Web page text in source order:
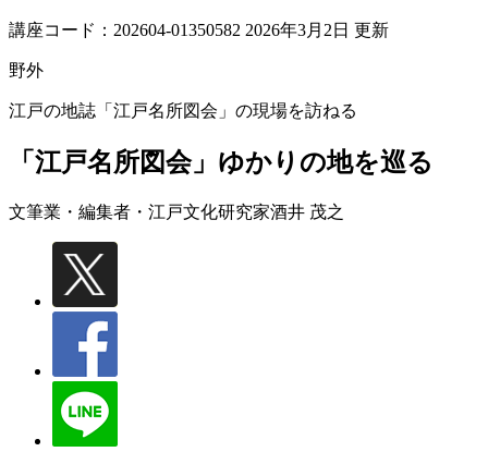
講座コード：202604-01350582 2026年3月2日 更新
野外
江戸の地誌「江戸名所図会」の現場を訪ねる
「江戸名所図会」ゆかりの地を巡る
文筆業・編集者・江戸文化研究家酒井 茂之